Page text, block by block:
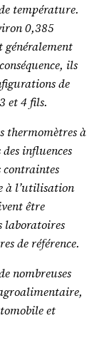
température.
0,385
généralement
ils
de
et 4 fils.
thermomètres à
influences
contraintes
à l’utilisation
être
laboratoires
de référence.
nombreuses
et